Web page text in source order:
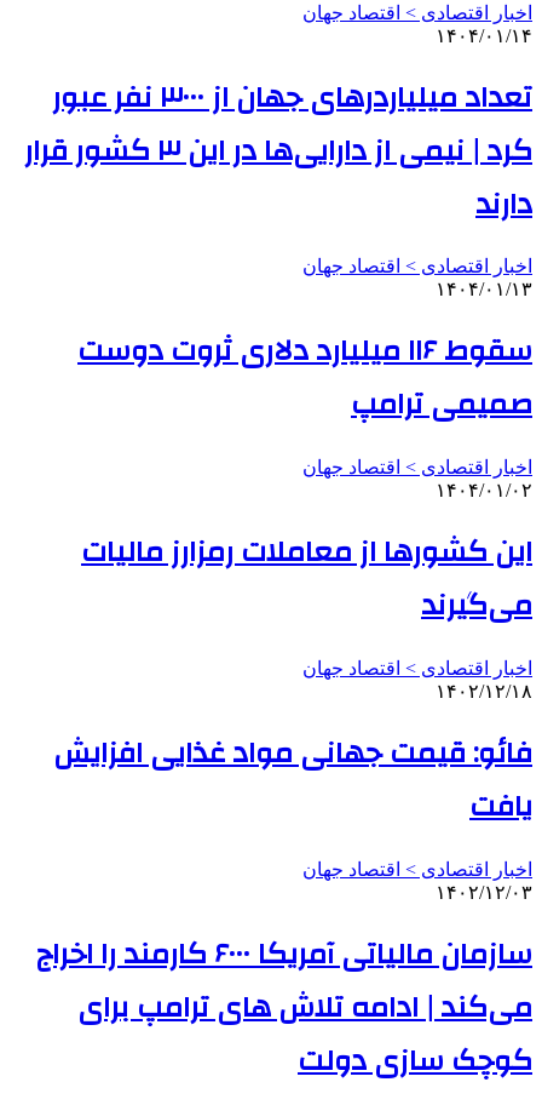
اخبار اقتصادی > اقتصاد‌ جهان
۱۴۰۴/۰۱/۱۴
تعداد میلیاردرهای جهان از ۳۰۰۰ نفر عبور
کرد | نیمی‌ از دارایی‌ها در این ۳ کشور قرار
دارند
اخبار اقتصادی > اقتصاد‌ جهان
۱۴۰۴/۰۱/۱۳
سقوط ۱۱۶ میلیارد دلاری ثروت دوست
صمیمی ترامپ
اخبار اقتصادی > اقتصاد‌ جهان
۱۴۰۴/۰۱/۰۲
این کشورها از معاملات رمزارز مالیات
می‌گیرند
اخبار اقتصادی > اقتصاد‌ جهان
۱۴۰۲/۱۲/۱۸
فائو: قیمت جهانی مواد غذایی افزایش
یافت
اخبار اقتصادی > اقتصاد‌ جهان
۱۴۰۲/۱۲/۰۳
سازمان مالیاتی آمریکا ۶۰۰۰ کارمند را اخراج
می‌کند | ادامه تلاش‌ های ترامپ برای
کوچک‌ سازی‌ دولت